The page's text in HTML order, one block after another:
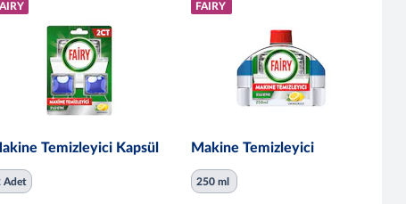
Temizleyici Kapsül
Adet
FAIRY
Makine Temizleyici
250 ml